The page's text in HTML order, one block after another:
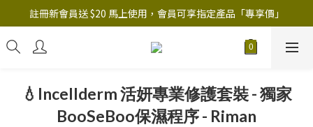
註冊新會員送 $20 馬上使用，會員可享指定產品「​專享價」
註冊新會員送 $20 馬上使用，會員可享指定產品「​專享價」
B.Y.O.B Mask Collection 任選優惠: 4件9折
💧Incellderm 活妍專業修護套裝 - 獨家
BooSeBoo保濕程序 - Riman